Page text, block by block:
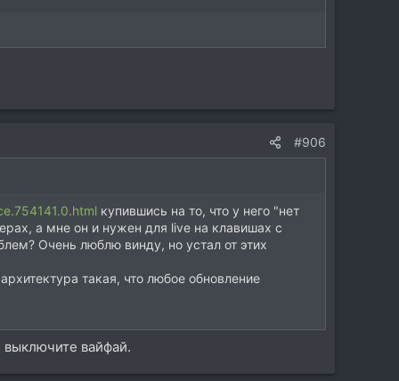
#906
купившись на то, что у него "нет
а мне он и нужен для live на клавишах с
Очень люблю винду, но устал от этих
такая, что любое обновление
выключите вайфай.